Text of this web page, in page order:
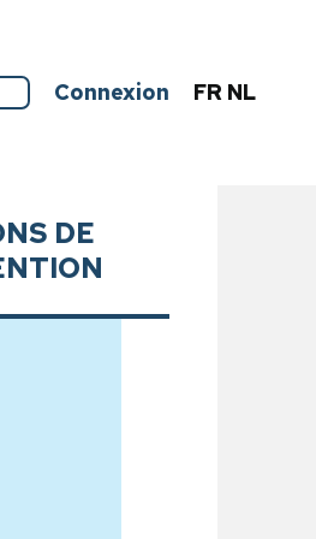
Connexion FR NL
DE